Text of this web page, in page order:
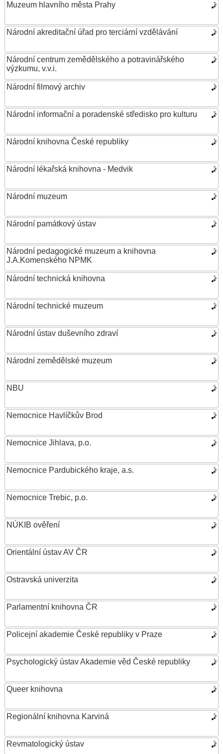
Muzeum hlavního města Prahy
Národní akreditační úřad pro terciární vzdělávání
Národní centrum zemědělského a potravinářského
výzkumu, v.v.i.
Národní filmový archiv
Národní informační a poradenské středisko pro kulturu
Národní knihovna České republiky
Národní lékařská knihovna - Medvik
Národní muzeum
Národní památkový ústav
Národní pedagogické muzeum a knihovna
J.A.Komenského NPMK
Národní technická knihovna
Národní technické muzeum
Národní ústav duševního zdraví
Národní zemědělské muzeum
NBU
Nemocnice Havlíčkův Brod
Nemocnice Jihlava, p.o.
Nemocnice Pardubického kraje, a.s.
Nemocnice Trebic, p.o.
NÚKIB ověření
Orientální ústav AV ČR
Ostravská univerzita
Parlamentní knihovna ČR
Policejní akademie České republiky v Praze
Psychologický ústav Akademie věd České republiky
Queer knihovna
Regionální knihovna Karviná
Revmatologický ústav